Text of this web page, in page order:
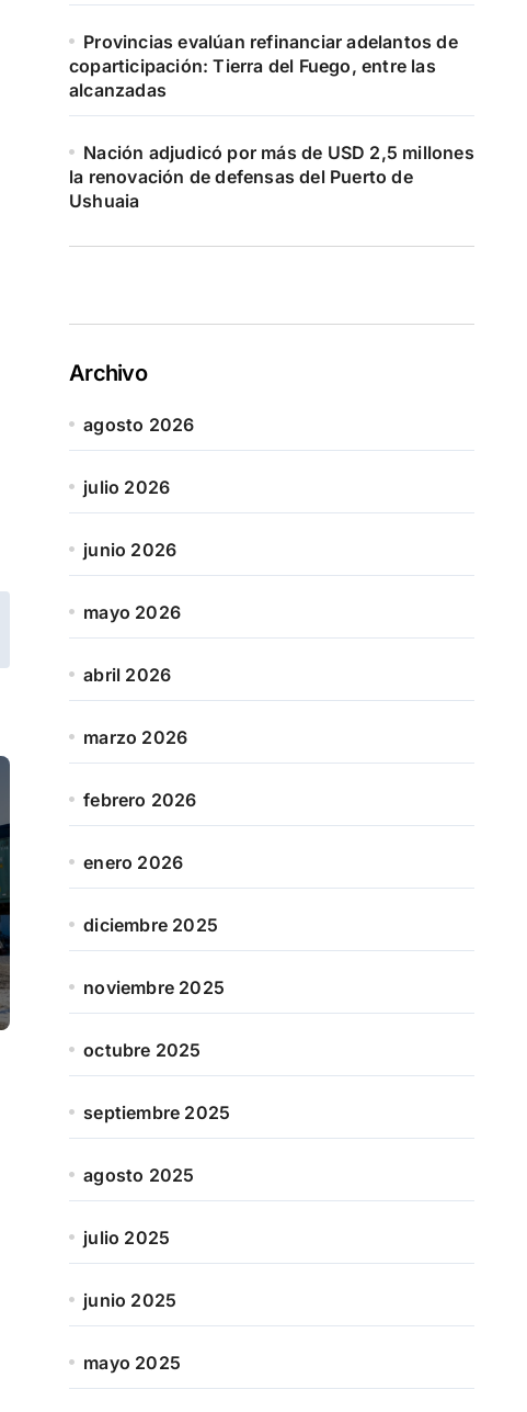
Provincias evalúan refinanciar adelantos de
coparticipación: Tierra del Fuego, entre las
alcanzadas
Nación adjudicó por más de USD 2,5 millones
la renovación de defensas del Puerto de
Ushuaia
Archivo
agosto 2026
julio 2026
junio 2026
mayo 2026
abril 2026
marzo 2026
febrero 2026
enero 2026
diciembre 2025
noviembre 2025
octubre 2025
septiembre 2025
agosto 2025
julio 2025
junio 2025
mayo 2025